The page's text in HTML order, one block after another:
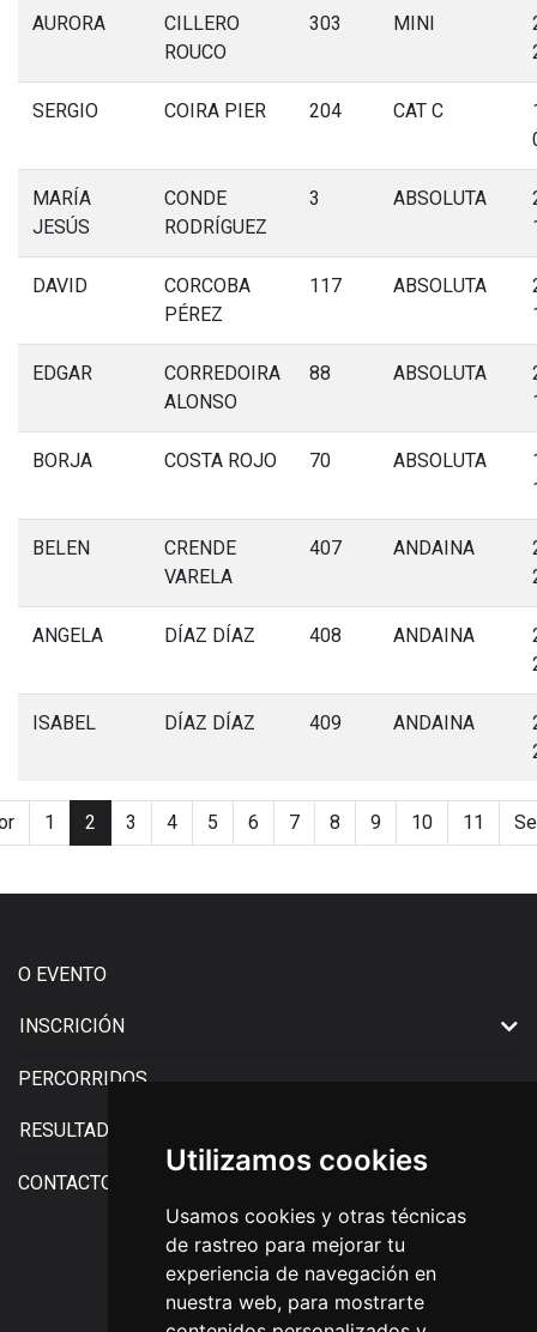
Utilizamos cookies
Usamos cookies y otras técnicas
de rastreo para mejorar tu
experiencia de navegación en
nuestra web, para mostrarte
AURORA
CILLERO
ROUCO
303 MINI
SERGIO COIRA PIER 204 CAT C
MARÍA
JESÚS
CONDE
RODRÍGUEZ
3 ABSOLUTA
DAVID
CORCOBA
PÉREZ
117 ABSOLUTA
EDGAR
CORREDOIRA
ALONSO
88 ABSOLUTA
BORJA COSTA ROJO 70 ABSOLUTA
BELEN
CRENDE
VARELA
407 ANDAINA
ANGELA DÍAZ DÍAZ 408 ANDAINA
ISABEL DÍAZ DÍAZ 409 ANDAINA
1 2 3 4 5 6 7 8 9 10 11
O EVENTO
INSCRICIÓN
PERCORRIDOS
RESULTADOS
CONTACTO
Facebook
X (Twitter)
InstagramRaceMapp